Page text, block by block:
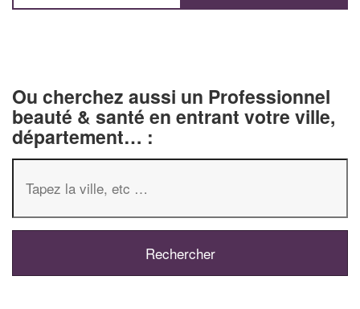
Ou cherchez aussi un Professionnel
beauté & santé en entrant votre ville,
département… :